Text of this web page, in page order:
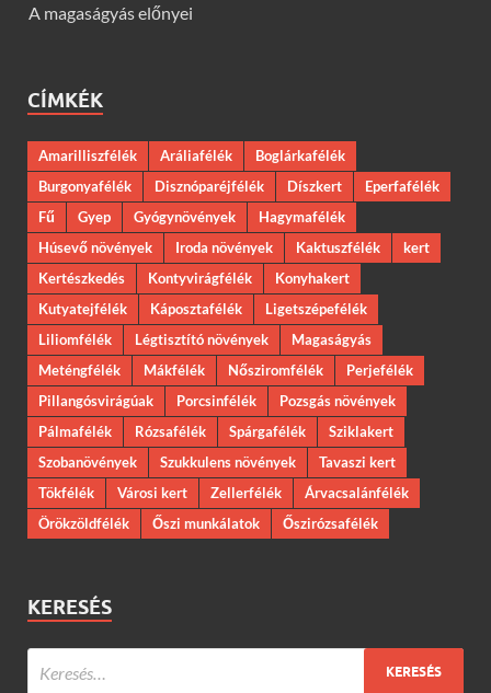
A magaságyás előnyei
CÍMKÉK
Amarilliszfélék Aráliafélék
Boglárkafélék
Burgonyafélék
Disznóparéjfélék Díszkert
Eperfafélék
Fű
Gyep Gyógynövények
Hagymafélék
Húsevő növények
Iroda növények Kaktuszfélék
kert
Kertészkedés
Kontyvirágfélék
Konyhakert
Kutyatejfélék
Káposztafélék
Ligetszépefélék
Liliomfélék
Légtisztító növények
Magaságyás
Meténgfélék
Mákfélék Nősziromfélék
Perjefélék
Pillangósvirágúak
Porcsinfélék
Pozsgás növények
Pálmafélék
Rózsafélék Spárgafélék
Sziklakert
Szobanövények
Szukkulens növények
Tavaszi kert
Tökfélék
Városi kert Zellerfélék
Árvacsalánfélék
Örökzöldfélék
Őszi munkálatok Őszirózsafélék
KERESÉS